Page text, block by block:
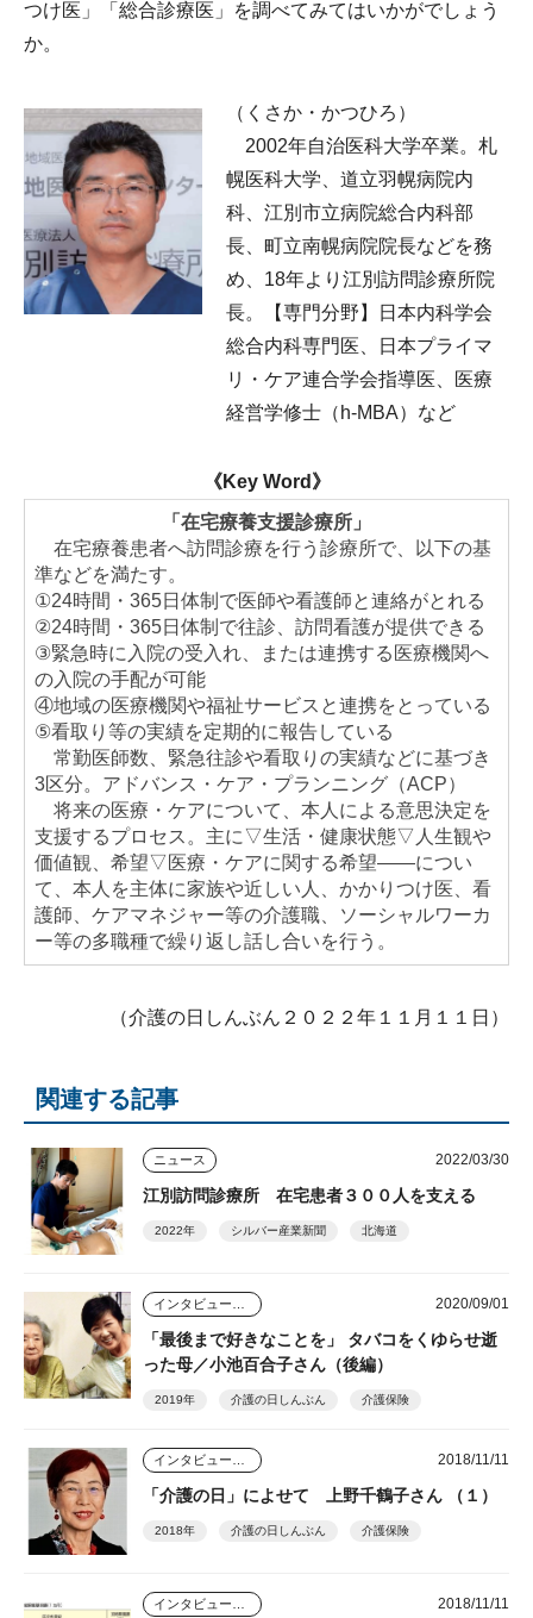
つけ医」「総合診療医」を調べてみてはいかがでしょう
か。
（くさか・かつひろ）
2002年自治医科大学卒業。札
幌医科大学、道立羽幌病院内
科、江別市立病院総合内科部
長、町立南幌病院院長などを務
め、18年より江別訪問診療所院
長。【専門分野】日本内科学会
総合内科専門医、日本プライマ
リ・ケア連合学会指導医、医療
経営学修士（h-MBA）など
《Key Word》
「在宅療養支援診療所」
在宅療養患者へ訪問診療を行う診療所で、以下の基
準などを満たす。
①24時間・365日体制で医師や看護師と連絡がとれる
②24時間・365日体制で往診、訪問看護が提供できる
③緊急時に入院の受入れ、または連携する医療機関へ
の入院の手配が可能
④地域の医療機関や福祉サービスと連携をとっている
⑤看取り等の実績を定期的に報告している
常勤医師数、緊急往診や看取りの実績などに基づき
3区分。アドバンス・ケア・プランニング（ACP）
将来の医療・ケアについて、本人による意思決定を
支援するプロセス。主に▽生活・健康状態▽人生観や
価値観、希望▽医療・ケアに関する希望――につい
て、本人を主体に家族や近しい人、かかりつけ医、看
護師、ケアマネジャー等の介護職、ソーシャルワーカ
ー等の多職種で繰り返し話し合いを行う。
（介護の日しんぶん２０２２年１１月１１日）
関連する記事
ニュース 2022/03/30
江別訪問診療所 在宅患者３００人を支える
2022年 シルバー産業新聞 北海道
2020/09/01
「最後まで好きなことを」 タバコをくゆらせ逝
った母／小池百合子さん（後編）
2019年 介護の日しんぶん 介護保険
2018/11/11
「介護の日」によせて 上野千鶴子さん （１）
2018年 介護の日しんぶん 介護保険
2018/11/11